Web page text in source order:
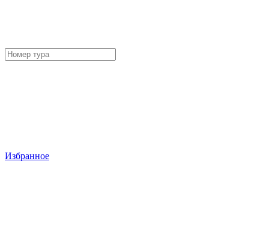
Избранное